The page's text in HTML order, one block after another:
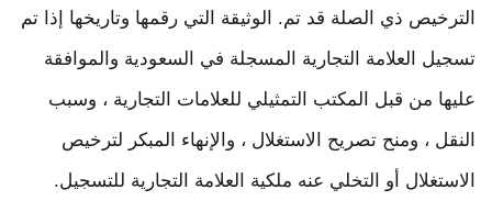
الترخيص ذي الصلة قد تم. الوثيقة التي رقمها وتاريخها إذا تم
تسجيل العلامة التجارية المسجلة في السعودية والموافقة
عليها من قبل المكتب التمثيلي للعلامات التجارية ، وسبب
النقل ، ومنح تصريح الاستغلال ، والإنهاء المبكر لترخيص
الاستغلال أو التخلي عنه ملكية العلامة التجارية للتسجيل.